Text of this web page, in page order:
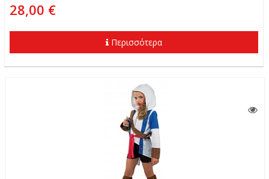
28,00 €
Περισσότερα